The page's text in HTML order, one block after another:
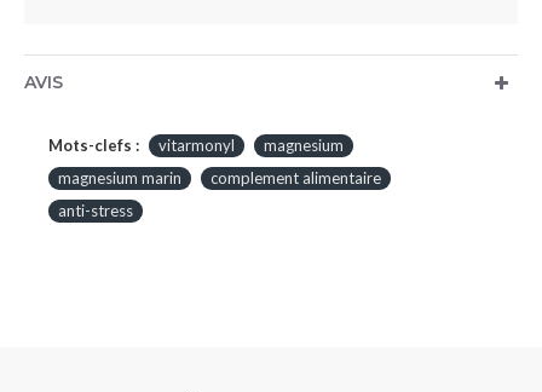
AVIS
Mots-clefs : vitarmonyl
magnesium
magnesium marin
complement alimentaire
anti-stress